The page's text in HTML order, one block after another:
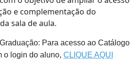
e complementação do
sala de aula.
Para acesso ao Catálogo
o login do aluno, CLIQUE AQUI